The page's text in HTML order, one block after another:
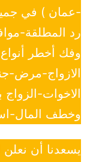
-عمان ) في
رد المطلقة-
وفك أخطر
الازواج-مرض-
الاخوات-
وخطف المال-
يسعدنا أن نعلن